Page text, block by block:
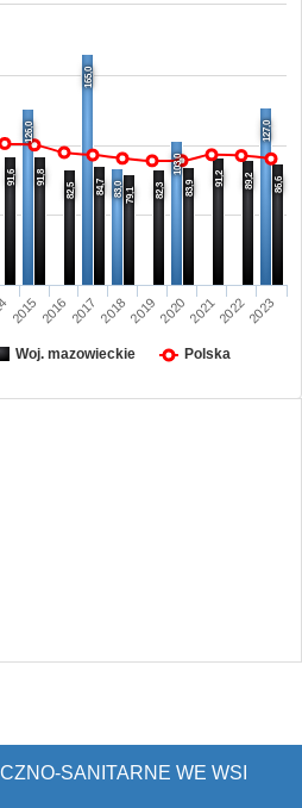
126,0
165,0
83,0
103,0
127,0
91,6 91,8
82,5 84,7 79,1 82,3 83,9
91,2 89,2 86,6
2015 2016 2017 201820192020202120222023
Woj. mazowieckie Polska
SANITARNE WE WSI